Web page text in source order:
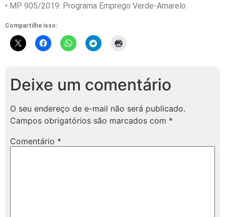
• MP 905/2019: Programa Emprego Verde-Amarelo
Compartilhe isso:
Deixe um comentário
O seu endereço de e-mail não será publicado.
Campos obrigatórios são marcados com *
Comentário *